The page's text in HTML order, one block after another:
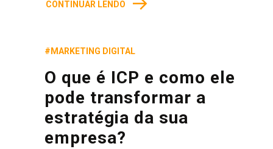
CONTINUAR LENDO
#MARKETING DIGITAL
O que é ICP e como ele
pode transformar a
estratégia da sua
empresa?